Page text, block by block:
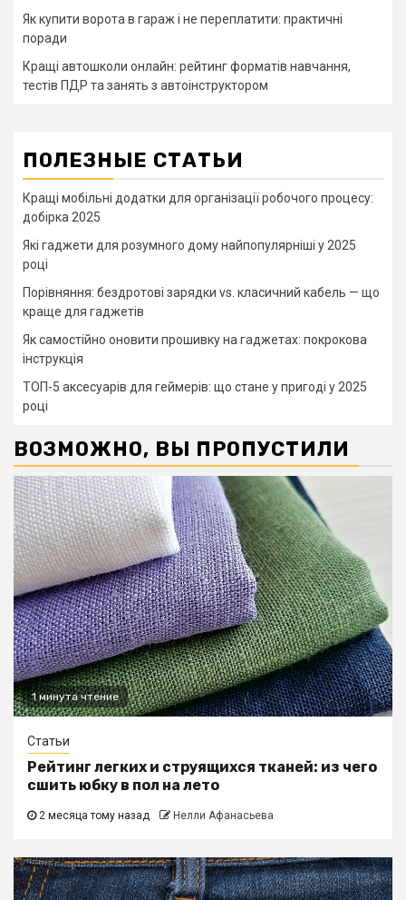
Як купити ворота в гараж і не переплатити: практичні
поради
Кращі автошколи онлайн: рейтинг форматів навчання,
тестів ПДР та занять з автоінструктором
ПОЛЕЗНЫЕ СТАТЬИ
Кращі мобільні додатки для організації робочого процесу:
добірка 2025
Які гаджети для розумного дому найпопулярніші у 2025
році
Порівняння: бездротові зарядки vs. класичний кабель — що
краще для гаджетів
Як самостійно оновити прошивку на гаджетах: покрокова
інструкція
ТОП-5 аксесуарів для геймерів: що стане у пригоді у 2025
році
ВОЗМОЖНО, ВЫ ПРОПУСТИЛИ
1 минута чтение
Статьи
Рейтинг легких и струящихся тканей: из чего
сшить юбку в пол на лето
2 месяца тому назад Нелли Афанасьева